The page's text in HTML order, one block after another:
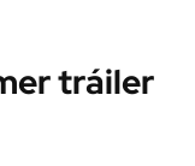
tráiler